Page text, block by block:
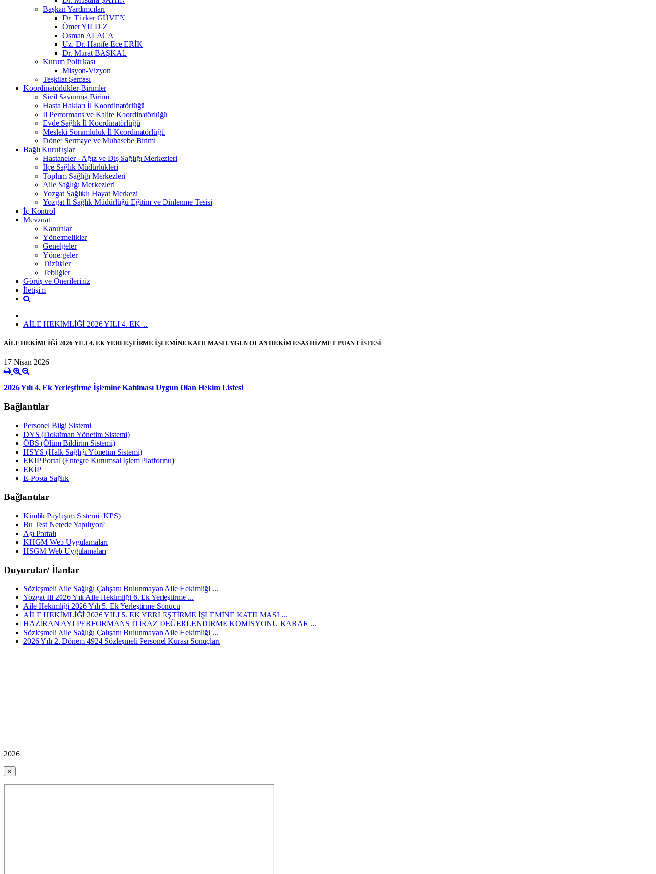
Başkan Yardımcıları
Dr. Türker GÜVEN
Ömer YILDIZ
Osman ALACA
Uz. Dr. Hanife Ece ERİK
Dr. Murat BAŞKAL
Kurum Politikası
Misyon-Vizyon
Teşkilat Şeması
Koordinatörlükler-Birimler
Sivil Savunma Birimi
Hasta Hakları İl Koordinatörlüğü
İl Performans ve Kalite Koordinatörlüğü
Evde Sağlık İl Koordinatörlüğü
Mesleki Sorumluluk İl Koordinatörlüğü
Döner Sermaye ve Muhasebe Birimi
Bağlı Kuruluşlar
Hastaneler - Ağız ve Diş Sağlığı Merkezleri
İlçe Sağlık Müdürlükleri
Toplum Sağlığı Merkezleri
Aile Sağlığı Merkezleri
Yozgat Sağlıklı Hayat Merkezi
Yozgat İl Sağlık Müdürlüğü Eğitim ve Dinlenme Tesisi
İç Kontrol
Mevzuat
Kanunlar
Yönetmelikler
Genelgeler
Yönergeler
Tüzükler
Tebliğler
Görüş ve Önerileriniz
İletişim
AİLE HEKİMLİĞİ 2026 YILI 4. EK ...
AİLE HEKİMLİĞİ 2026 YILI 4. EK YERLEŞTİRME İŞLEMİNE KATILMASI UYGUN OLAN HEKİM ESAS HİZMET PUAN LİSTESİ
17 Nisan 2026
2026 Yılı 4. Ek Yerleştirme İşlemine Katılması Uygun Olan Hekim Listesi
Bağlantılar
Personel Bilgi Sistemi
DYS (Doküman Yönetim Sistemi)
ÖBS (Ölüm Bildirim Sistemi)
HSYS (Halk Sağlığı Yönetim Sistemi)
EKİP Portal (Entegre Kurumsal İşlem Platformu)
EKİP
E-Posta Sağlık
Bağlantılar
Kimlik Paylaşım Sistemi (KPS)
Bu Test Nerede Yapılıyor?
Aşı Portalı
KHGM Web Uygulamaları
HSGM Web Uygulamaları
Duyurular/ İlanlar
Sözleşmeli Aile Sağlığı Çalışanı Bulunmayan Aile Hekimliği ...
Yozgat İli 2026 Yılı Aile Hekimliği 6. Ek Yerleştirme ...
Aile Hekimliği 2026 Yılı 5. Ek Yerleştirme Sonucu
AİLE HEKİMLİĞİ 2026 YILI 5. EK YERLEŞTİRME İŞLEMİNE KATILMASI ...
HAZİRAN AYI PERFORMANS İTİRAZ DEĞERLENDİRME KOMİSYONU KARAR ...
Sözleşmeli Aile Sağlığı Çalışanı Bulunmayan Aile Hekimliği ...
2026 Yılı 2. Dönem 4924 Sözleşmeli Personel Kurası Sonuçları
2026
×